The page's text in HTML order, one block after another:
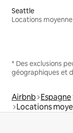
Seattle
* Des exclusions
géographiques et
Airbnb Espagne
Locations